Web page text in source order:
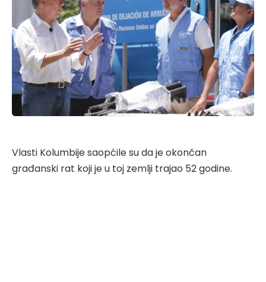
Vlasti Kolumbije saopćile su da je okončan
građanski rat koji je u toj zemlji trajao 52 godine.